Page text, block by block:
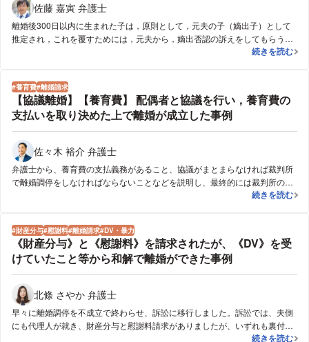
佐藤 嘉寅 弁護士
離婚後300日以内に生まれた子は，原則として，元夫の子（嫡出子）として
推定され，これを覆すためには，元夫から，嫡出否認の訴えをしてもらう必
要がありました。しかし，別居等を理由に，元夫と性交渉がないことが客観
と，相手方は，実父。今回のケースだと，実父が，相談者の子を自分の子と
認めていたため，認知調停の申立てを行い，DNA鑑定の結果，実父との間の
親子関係を認めてもらうことができました。
【離婚後300
続きを読む
養育費 離婚請求
【協議離婚】【養育費】 配偶者と協議を行い，養育費の
支払いを取り決めた上で離婚が成立した事例
佐々木 裕介 弁護士
弁護士から、養育費の支払義務があること、協議がまとまらなければ裁判所
で離婚調停をしなければならないことなどを説明し、最終的には裁判所の算
定表基準で養育費の合意が得られて早期に離婚することができました。【協議離婚】
続きを読む
財産分与 慰謝料 離婚請求 DV・暴力
《財産分与》と《慰謝料》を請求されたが、《DV》を受
けていたこと等から和解で離婚ができた事例
北條 さやか 弁護士
早々に離婚調停を不成立で終わらせ、訴訟に移行しました。訴訟では、夫側
にも代理人が就き、財産分与と慰謝料請求がありましたが、いずれも裏付け
のない主張であったため、判決離婚を求めました。判決に向けて尋問事項を
《財産分与》
続きを読む